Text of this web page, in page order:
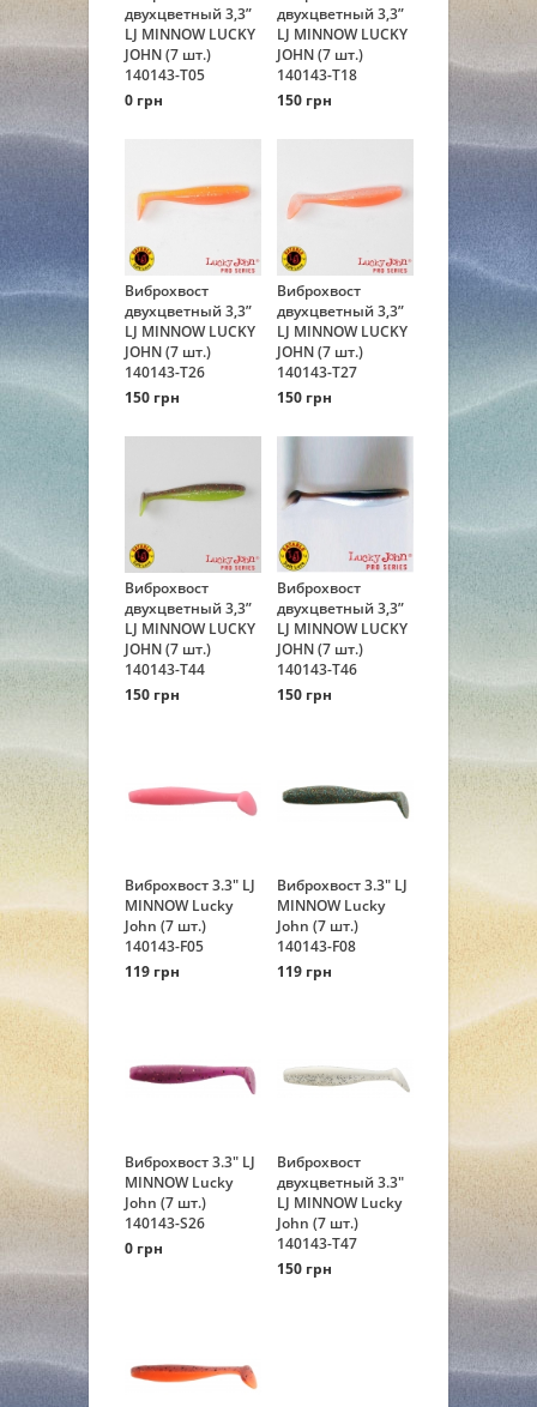
двухцветный 3,3”
LJ MINNOW LUCKY
JOHN (7 шт.)
140143-T05
0 грн
двухцветный 3,3”
LJ MINNOW LUCKY
JOHN (7 шт.)
140143-T18
150 грн
Виброхвост
двухцветный 3,3”
LJ MINNOW LUCKY
JOHN (7 шт.)
140143-T26
150 грн
Виброхвост
двухцветный 3,3”
LJ MINNOW LUCKY
JOHN (7 шт.)
140143-T27
150 грн
Виброхвост
двухцветный 3,3”
LJ MINNOW LUCKY
JOHN (7 шт.)
140143-T44
150 грн
Виброхвост
двухцветный 3,3”
LJ MINNOW LUCKY
JOHN (7 шт.)
140143-T46
150 грн
Виброхвост 3.3" LJ
MINNOW Lucky
John (7 шт.)
140143-F05
119 грн
Виброхвост 3.3" LJ
MINNOW Lucky
John (7 шт.)
140143-F08
119 грн
Виброхвост 3.3" LJ
MINNOW Lucky
John (7 шт.)
140143-S26
0 грн
Виброхвост
двухцветный 3.3"
LJ MINNOW Lucky
John (7 шт.)
140143-T47
150 грн